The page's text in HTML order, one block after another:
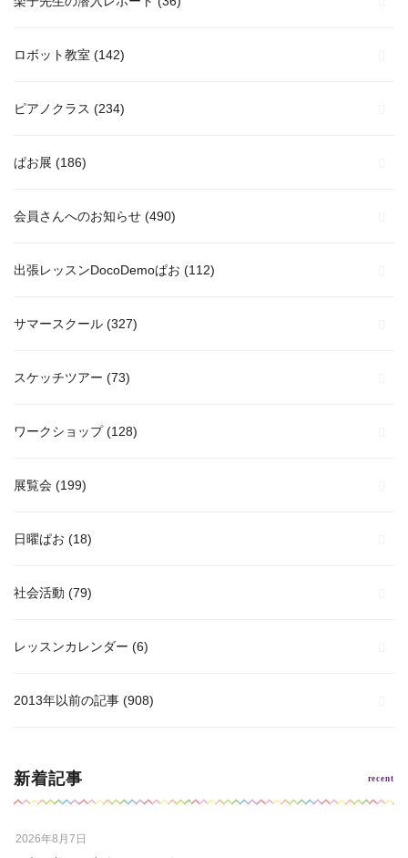
ロボット教室 (142)
ピアノクラス (234)
ぱお展 (186)
会員さんへのお知らせ (490)
出張レッスンDocoDemoぱお (112)
サマースクール (327)
スケッチツアー (73)
ワークショップ(128)
展覧会 (199)
日曜ぱお (18)
社会活動 (79)
レッスンカレンダー (6)
2013年以前の記事 (908)
新着記事
2026年8月7日